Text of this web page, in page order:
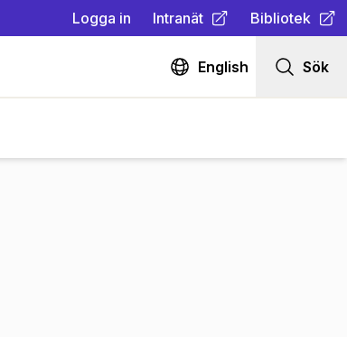
Logga in Intranät
(Öppnas i ny flik)
Bibliotek
(Öppnas i ny
English Sök